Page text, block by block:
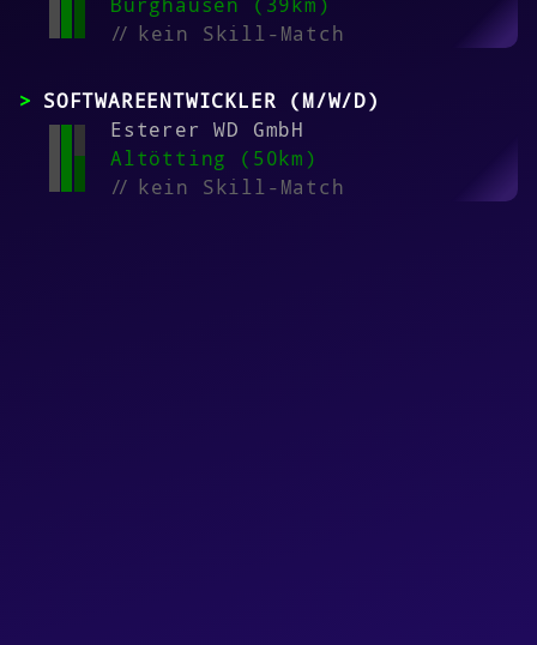
//kein Skill-Match
SOFTWAREENTWICKLER (M/W/D)
Esterer WD GmbH
Altötting (50km)
//kein Skill-Match